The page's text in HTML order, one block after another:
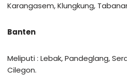
Karangasem, Klungkung,
Banten
Meliputi : Lebak, Pandeglang,
Cilegon.